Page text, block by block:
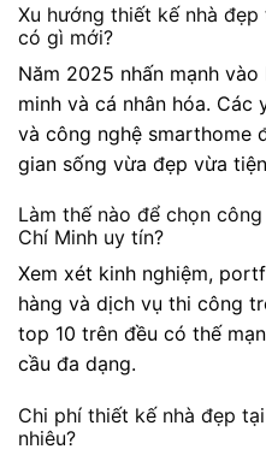
Xu hướng thiết kế nhà
có gì mới?
Năm 2025 nhấn mạnh
minh và cá nhân hóa.
và công nghệ smarthome
gian sống vừa đẹp vừa
Làm thế nào để chọn
Chí Minh uy tín?
Xem xét kinh nghiệm,
hàng và dịch vụ thi công
top 10 trên đều có thế
cầu đa dạng.
Chi phí thiết kế nhà đẹp
nhiêu?